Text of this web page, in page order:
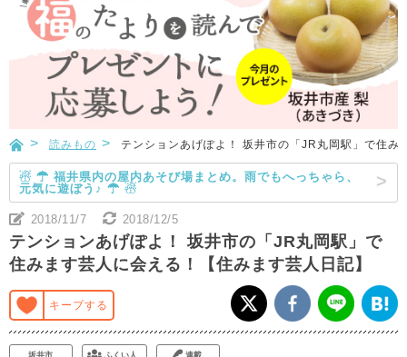
読みもの テンションあげぽよ！ 坂井市の「JR丸岡駅」で住み
☃ ☂ 福井県内の屋内あそび場まとめ。雨でもへっちゃら、
元気に遊ぼう♪ ☂ ☃
2018/11/7 2018/12/5
テンションあげぽよ！ 坂井市の「JR丸岡駅」で
住みます芸人に会える！【住みます芸人日記】
キープする
坂井市 ふくい人 連載